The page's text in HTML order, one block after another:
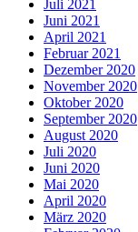
Juli 2021
Juni 2021
April 2021
Februar 2021
Dezember 2020
November 2020
Oktober 2020
September 2020
August 2020
Juli 2020
Juni 2020
Mai 2020
April 2020
März 2020